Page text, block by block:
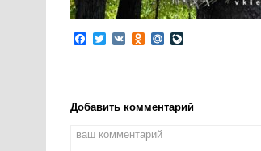
Facebook
Twitter
VK Odnoklassniki
Mail.Ru
Добавить комментарий